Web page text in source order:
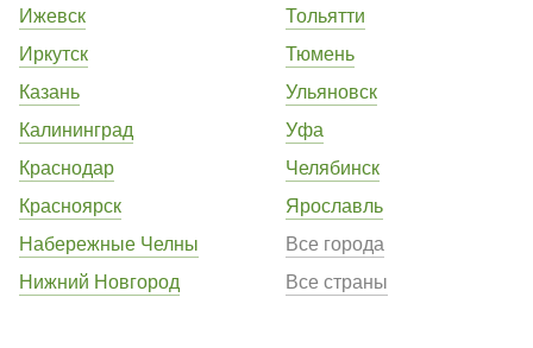
Ижевск
Иркутск
Казань
Калининград
Краснодар
Красноярск
Набережные Челны
Нижний Новгород
Тольятти
Тюмень
Ульяновск
Уфа
Челябинск
Ярославль
Все города
Все страны